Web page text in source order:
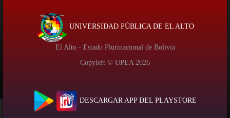
UNIVERSIDAD PÚBLICA DE EL ALTO
El Alto - Estado Plurinacional de Bolivia
Copyleft © UPEA 2026
DESCARGAR APP DEL PLAYSTORE